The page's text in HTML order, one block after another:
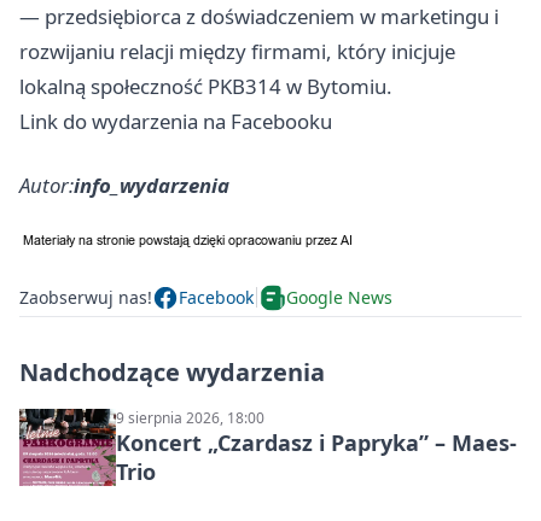
— przedsiębiorca z doświadczeniem w marketingu i
rozwijaniu relacji między firmami, który inicjuje
lokalną społeczność PKB314 w Bytomiu.
Link do wydarzenia na Facebooku
Autor:info_wydarzenia
Zaobserwuj nas! Facebook Google News
Nadchodzące wydarzenia
9 sierpnia 2026, 18:00
Koncert „Czardasz i Papryka” – Maes-
Trio